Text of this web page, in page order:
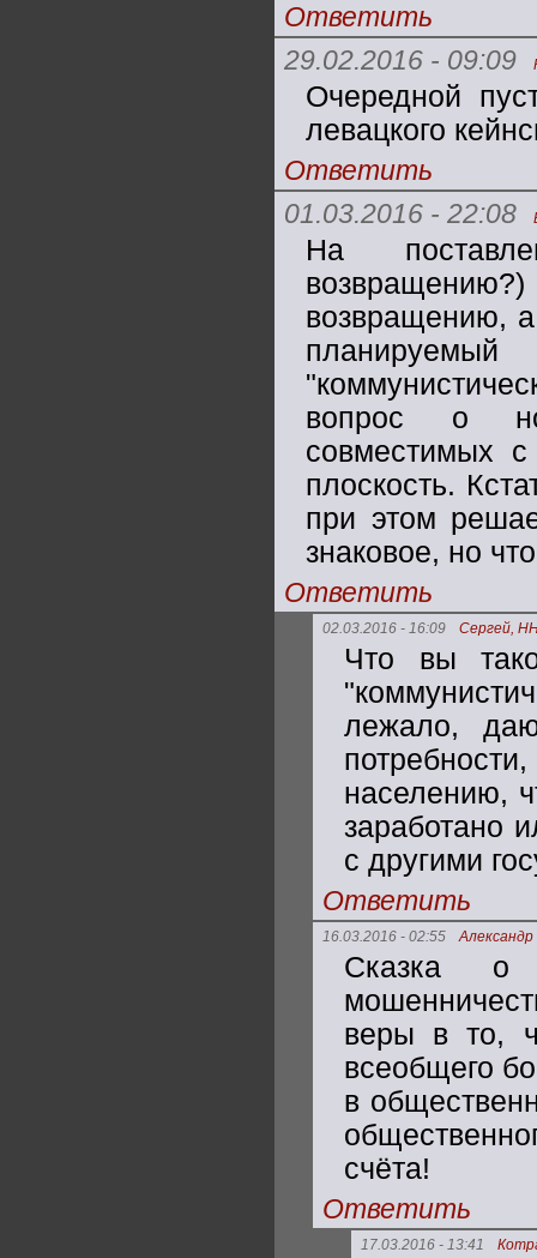
Ответить
29.02.2016 - 09:09
Очередной
левацкого
Ответить
01.03.2016 - 22:08
На
возвращению,
вопрос о
совместимых с
плоскость.
при этом
знаковое, но
Ответить
02.03.2016 - 16:09 Сергей,
Что вы
лежало,
населению,
заработано
с другими
Ответить
16.03.2016 - 02:55
Сказка о
веры в то,
всеобщего
в
счёта!
Ответить
17.03.2016 - 13:41